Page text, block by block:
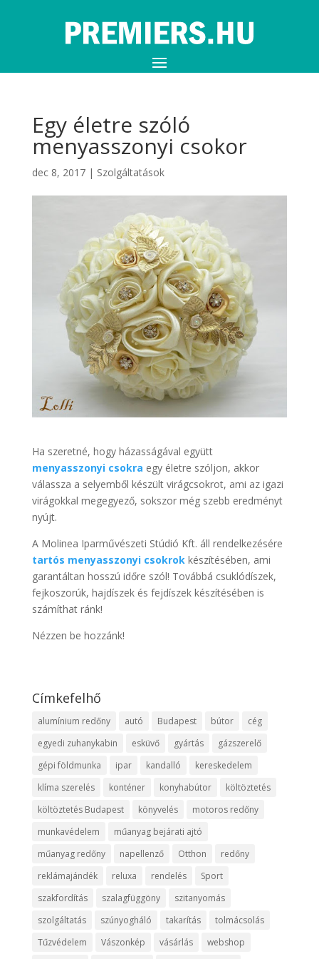
Egy életre szóló
menyasszonyi csokor
dec 8, 2017| Szolgáltatások
Ha szeretné, hogy házasságával együtt
menyasszonyi csokra egy életre szóljon, akkor
válassza a selyemből készült virágcsokrot, ami az igazi
virágokkal megegyező, sokszor még szebb eredményt
nyújt.
A Molinea Iparművészeti Stúdió Kft. áll rendelkezésére
tartós menyasszonyi csokrokkészítésében, ami
garantáltan hosszú időre szól! Továbbá csuklódíszek,
fejkoszorúk, hajdíszek és fejdíszek készítésében is
számíthat ránk!
Nézzen be hozzánk!
Címkefelhő
alumínium redőny autó Budapest bútor
cég
egyedi zuhanykabin
esküvő gyártás
gázszerelő
gépi földmunka
ipar kandalló
kereskedelem
klíma szerelés
konténer konyhabútor
költöztetés
költöztetés Budapest
könyvelés
motoros redőny
munkavédelem
műanyag bejárati ajtó
műanyag redőny
napellenző Otthon
redőny
reklámajándék
reluxa rendelés
Sport
szakfordítás
szalagfüggöny
szitanyomás
szolgáltatás
szúnyogháló takarítás
tolmácsolás
Tűzvédelem
Vászonkép vásárlás
webshop